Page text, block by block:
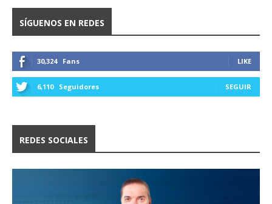
SÍGUENOS EN REDES
30,324 Fans LIKE
6,110 Seguidores SEGUIR
REDES SOCIALES